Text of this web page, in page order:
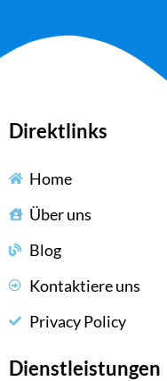
Direktlinks
Home
Über uns
Blog
Kontaktiere uns
Privacy Policy
Dienstleistungen